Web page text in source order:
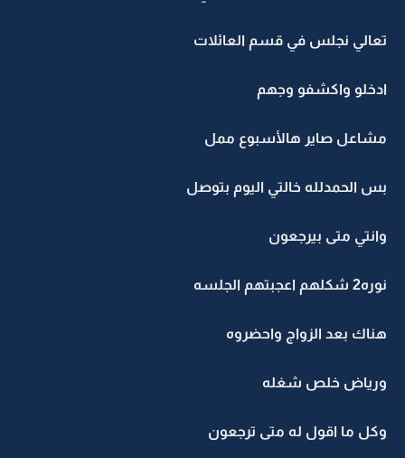
تعالي نجلس في قسم العائلات
ادخلو واكشفو وجهم
مشاعل صاير هالأسبوع ممل
بس الحمدلله خالتي اليوم بتوصل
وانتي متى بيرجعون
نوره2 شكلهم اعجبتهم الجلسه
هناك بعد الزواج واحضروه
ورياض خلص شغله
وكل ما اقول له متى ترجعون